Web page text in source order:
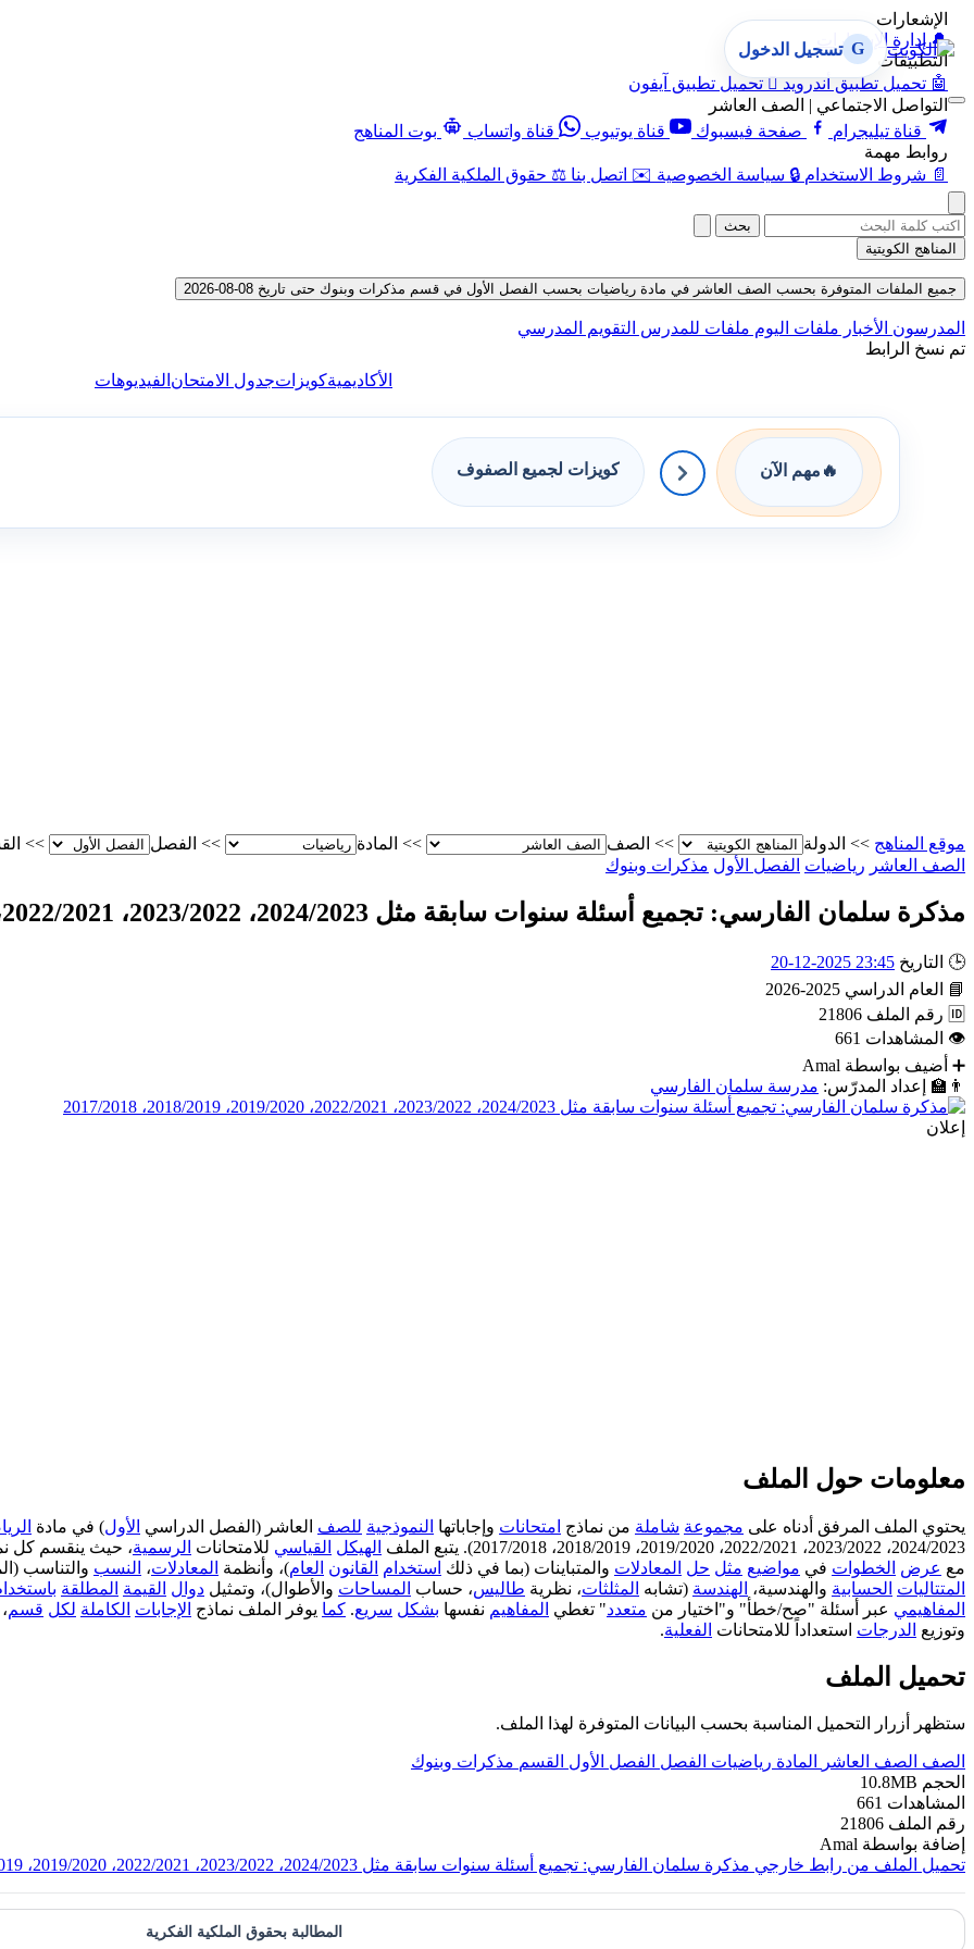
الإشعارات
🔔 إدارة الإشعارات
التطبيقات
🤖 تحميل تطبيق أندرويد  تحميل تطبيق آيفون
التواصل الاجتماعي | الصف العاشر
قناة تيليجرام
صفحة فيسبوك قناة يوتيوب قناة واتساب
بوت المناهج
روابط مهمة
📄 شروط الاستخدام 🔒 سياسة الخصوصية ✉️ اتصل بنا ⚖️ حقوق الملكية الفكرية
G تسجيل الدخول
بحث
المناهج الكويتية
جميع الملفات المتوفرة بحسب الصف العاشر في مادة رياضيات بحسب الفصل الأول في قسم مذكرات وبنوك حتى تاريخ 08-08-2026
المدرسون الأخبار ملفات اليوم ملفات للمدرس التقويم المدرسي
تم نسخ الرابط
الأكاديميةكويزاتجدول الامتحان الفيديوهات
🔥 مهم الآن كويزات لجميع الصفوف
موقع المناهج >> الدولة >> الصف >> المادة >> الفصل >>
الصف العاشر رياضيات الفصل الأول مذكرات وبنوك
مذكرة سلمان الفارسي: تجميع أسئلة سنوات سابقة مثل 2024/2023، 2023/2022، 2022/2021، 2019/2020، 2018/2019، 2017/2018
🕒 التاريخ 23:45 2025-12-20
📘
العام الدراسي 2025-2026
🆔 رقم الملف 21806
👁 المشاهدات 661
➕ أضيف بواسطة Amal
👨‍🏫
إعداد المدرّس: مدرسة سلمان الفارسي
إعلان
معلومات حول الملف
يحتوي الملف المرفق أدناه على مجموعة شاملة من نماذج امتحانات وإجاباتها النموذجية للصف العاشر (الفصل الدراسي الأول) في مادة
2024/2023، 2023/2022، 2022/2021، 2019/2020، 2018/2019، 2017/2018). يتبع الملف
الهيكل القياسي للامتحانات الرسمية، حيث ينقسم كل
مع عرض الخطوات في مواضيع مثل حل المعادلات والمتباينات (بما في ذلك استخدام القانون العام)، وأنظمة المعادلات، النسب والتناسب
المتتاليات الحسابية والهندسية، الهندسة (تشابه المثلثات، نظرية طاليس، حساب المساحات والأطوال)، وتمثيل دوال القيمة المطلقة
المفاهيمي عبر أسئلة "صح/خطأ" و"اختيار من متعدد" تغطي المفاهيم نفسها بشكل سريع. كما يوفر الملف نماذج الإجابات الكاملة لكل قسم
وتوزيع الدرجات استعداداً للامتحانات الفعلية.
تحميل الملف
ستظهر أزرار التحميل المناسبة بحسب البيانات المتوفرة لهذا الملف.
الصف الصف العاشر المادة رياضيات الفصل الفصل الأول القسم مذكرات وبنوك
الحجم 10.8MB
المشاهدات 661
رقم الملف 21806
إضافة بواسطة Amal
تحميل الملف من رابط خارجي مذكرة سلمان الفارسي: تجميع أسئلة سنوات سابقة مثل 2024/2023، 2023/2022، 2022/2021، 2019/2020، 2018/2019، 2017/2018
المطالبة بحقوق الملكية الفكرية